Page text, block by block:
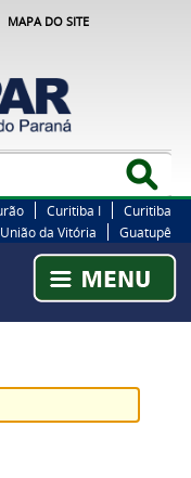
MAPA DO SITE
Curitiba I
Curitiba
União da Vitória Guatupê